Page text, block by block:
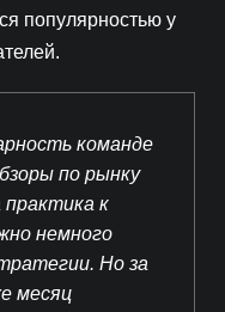
популярностью у
команде
по рынку
к
немного
Но за
месяц